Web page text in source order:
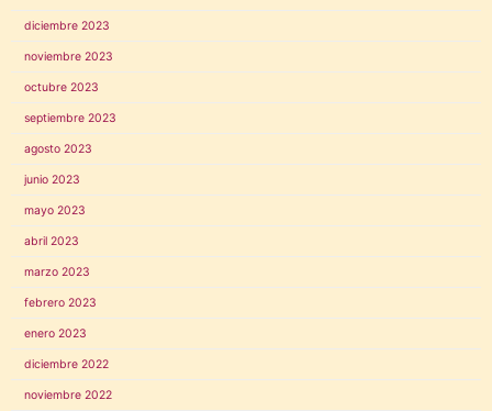
diciembre 2023
noviembre 2023
octubre 2023
septiembre 2023
agosto 2023
junio 2023
mayo 2023
abril 2023
marzo 2023
febrero 2023
enero 2023
diciembre 2022
noviembre 2022